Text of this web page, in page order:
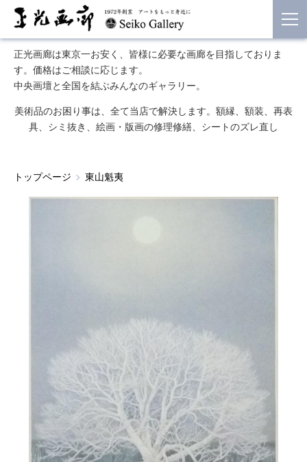
正光画廊は東京一お安く、皆様に必要な画廊を目指しておりま
す。価格はご相談に応じます。
中央画壇と全国を結ぶみんなのギャラリー。
美術品のお困り事は、全て当店で解決します。額縁、額装、再表
具、シミ抜き、絵画・版画の修理修繕、シートのズレ直し
トップページ 東山魁夷